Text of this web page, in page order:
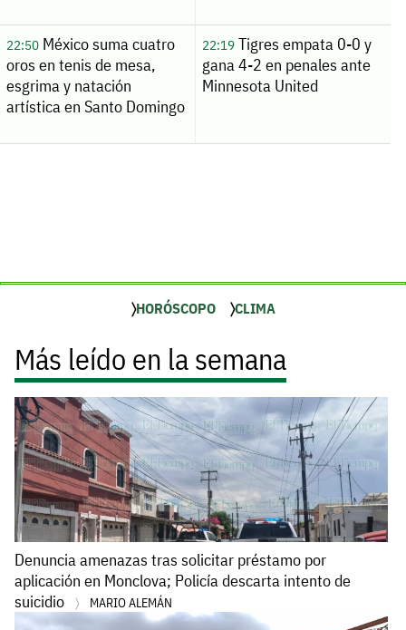
22:50México suma cuatro
oros en tenis de mesa,
esgrima y natación
artística en Santo Domingo
22:19Tigres empata 0-0 y
gana 4-2 en penales ante
Minnesota United
HORÓSCOPO CLIMA
Más leído en la semana
Denuncia amenazas tras solicitar préstamo por
aplicación en Monclova; Policía descarta intento de
suicidio
MARIO ALEMÁN